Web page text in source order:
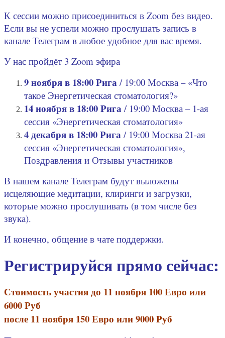
К сессии можно присоединиться в Zoom без видео.
Если вы не успели можно прослушать запись в
канале Телеграм в любое удобное для вас время.
У нас пройдёт 3 Zoom эфира
9 ноября в 18:00 Рига / 19:00 Москва – «Что
такое Энергетическая стоматология?»
14 ноября в 18:00 Рига / 19:00 Москва – 1-ая
сессия «Энергетическая стоматология»
4 декабря в 18:00 Рига / 19:00 Москва 21-ая
сессия «Энергетическая стоматология»,
Поздравления и Отзывы участников
В нашем канале Телеграм будут выложены
исцеляющие медитации, клиринги и загрузки,
которые можно прослушивать (в том числе без
звука).
И конечно, общение в чате поддержки.
Регистрируйся прямо сейчас:
Стоимость участиядо 11 ноября 100 Евро или
6000 Руб
после 11 ноября 150 Евро или 9000 Руб